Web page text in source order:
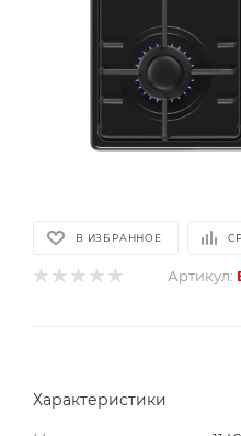
В ИЗБРАННОЕ
Артикул:
Характеристики